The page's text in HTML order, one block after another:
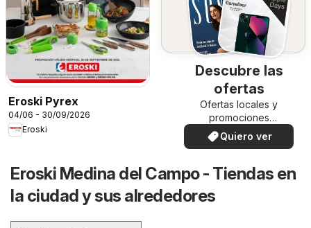
Eroski Pyrex
04/06 - 30/09/2026
Eroski
Descubre las
ofertas
Ofertas locales y
promociones
especiales.
Quiero ver
Eroski Medina del Campo - Tiendas en
la ciudad y sus alrededores